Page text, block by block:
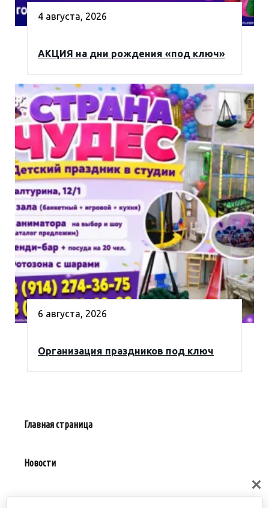
4 августа, 2026
АКЦИЯ на дни рождения «под ключ»
6 августа, 2026
Организация праздников под ключ
Главная страница
Новости